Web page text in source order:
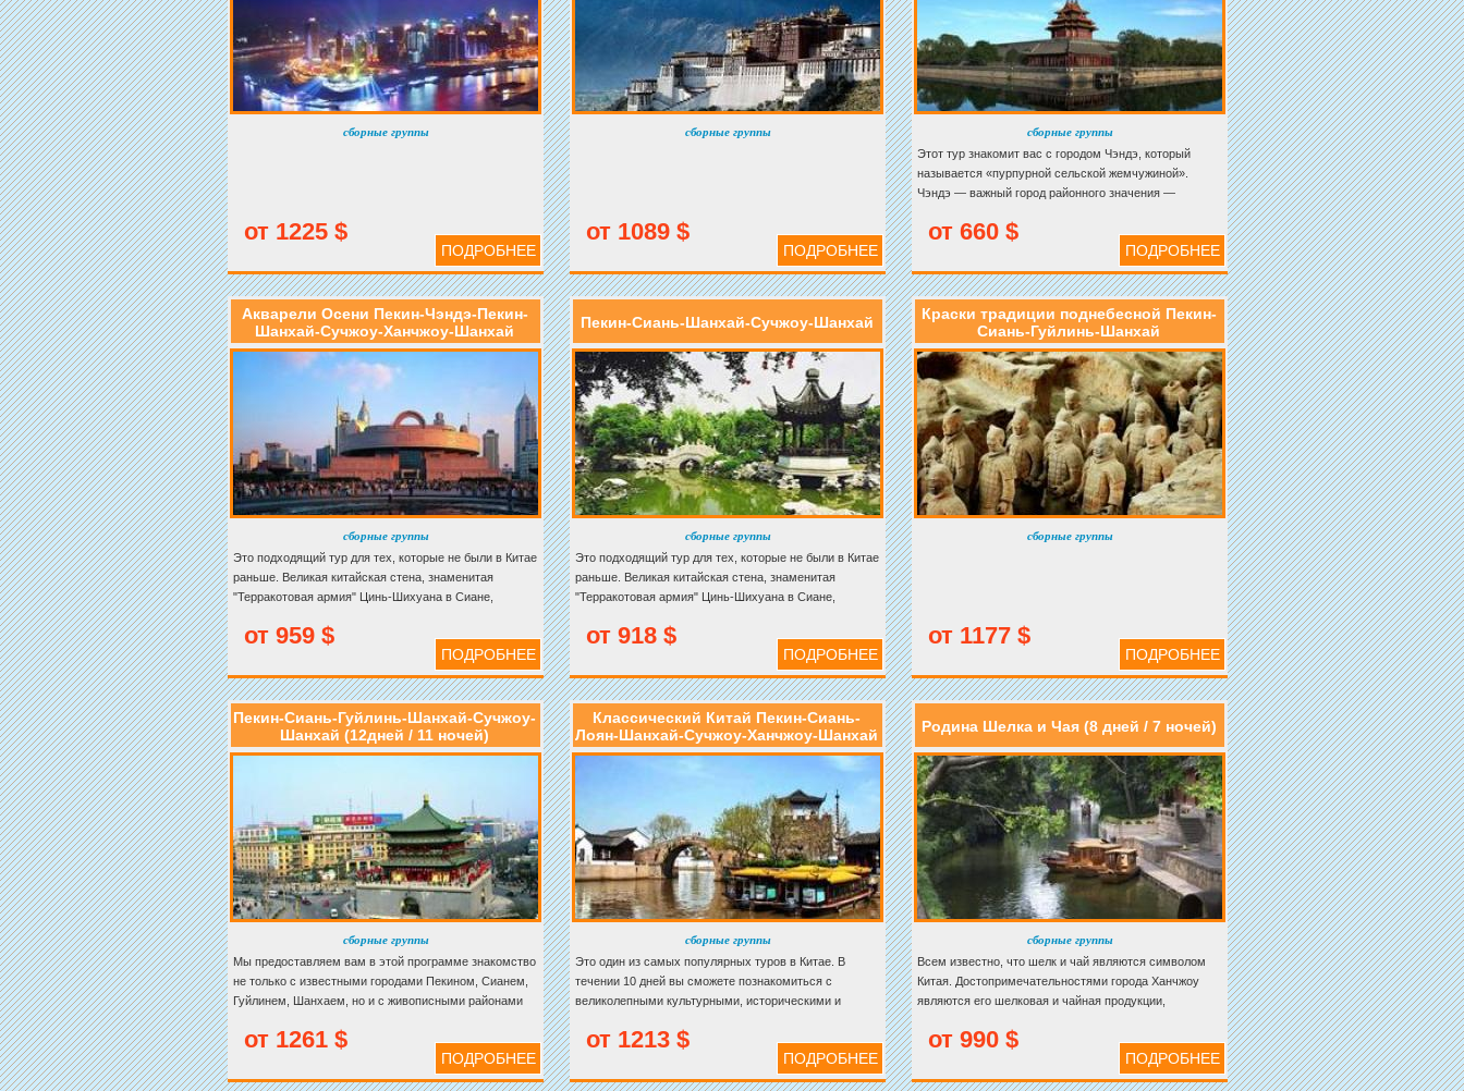
сборные группы
от 1225 $
ПОДРОБНЕЕ
сборные группы
от 1089 $
ПОДРОБНЕЕ
сборные группы
Этот тур знакомит вас с городом Чэндэ, который
называется «пурпурной сельской жемчужиной».
Чэндэ — важный город районного значения —
Бохайского залива, городов Пекина и Тяньцзиня. От
от 660 $
ПОДРОБНЕЕ
Акварели Осени Пекин-Чэндэ-Пекин-
Шанхай-Сучжоу-Ханчжоу-Шанхай
сборные группы
Это подходящий тур для тех, которые не были в Китае
раньше. Великая китайская стена, знаменитая
"Терракотовая армия" Цинь-Шихуана в Сиане,
Телебашни "Жемчужина Востока". Не колеблитесь
от 959 $
ПОДРОБНЕЕ
Пекин-Сиань-Шанхай-Сучжоу-Шанхай
сборные группы
Это подходящий тур для тех, которые не были в Китае
раньше. Великая китайская стена, знаменитая
"Терракотовая армия" Цинь-Шихуана в Сиане,
Телебашни "Жемчужина Востока". Не колеблитесь
от 918 $
ПОДРОБНЕЕ
Краски традиции поднебесной Пекин-
Сиань-Гуйлинь-Шанхай
сборные группы
от 1177 $
ПОДРОБНЕЕ
Пекин-Сиань-Гуйлинь-Шанхай-Сучжоу-
Шанхай (12дней / 11 ночей)
сборные группы
Мы предоставляем вам в этой программе знакомство
не только с известными городами Пекином, Сианем,
Гуйлинем, Шанхаем, но и с живописными районами
Чиновника, Сад Рыбака, Музей шелка. Этот тур дает
от 1261 $
ПОДРОБНЕЕ
Классический Китай Пекин-Сиань-
Лоян-Шанхай-Сучжоу-Ханчжоу-Шанхай
сборные группы
Это один из самых популярных туров в Китае. В
течении 10 дней вы сможете познакомиться с
великолепными культурными, историческими и
старане. Мы соединяем международный мегаполис с
от 1213 $
ПОДРОБНЕЕ
Родина Шелка и Чая (8 дней / 7 ночей)
сборные группы
Всем известно, что шелк и чай являются символом
Китая. Достопримечательностями города Ханчжоу
являются его шелковая и чайная продукции,
Великого канала в конце VI века и не пропала до сих
от 990 $
ПОДРОБНЕЕ